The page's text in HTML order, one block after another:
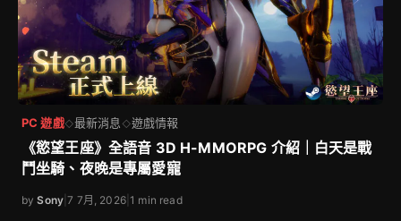
PC 遊戲◇最新消息 ◇遊戲情報
《慾望王座》全語音 3D H-MMORPG 介紹｜白天是戰
鬥坐騎、夜晚是專屬愛寵
bySony |7 7月, 2026|1 min read